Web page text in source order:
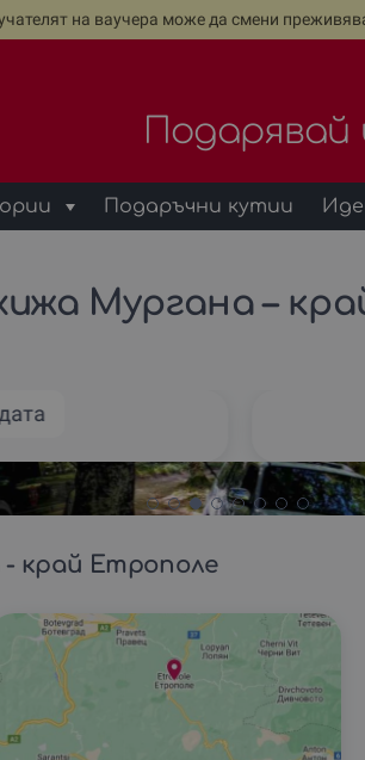
на ваучера може да смени
Подаръчни кутии
Мургана –
край Етрополе